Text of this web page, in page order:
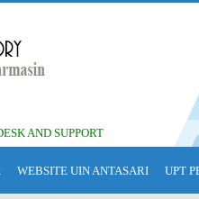
AND SUPPORT
WEBSITE UIN ANTASARI UPT